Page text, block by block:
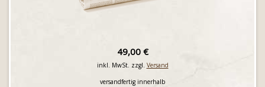
49,00 €
inkl. MwSt. zzgl. Versand
versandfertig innerhalb